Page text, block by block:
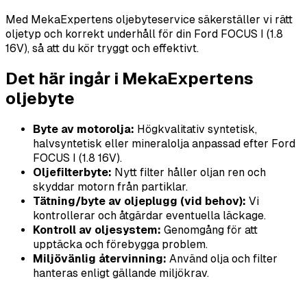
Med MekaExpertens oljebyteservice säkerställer vi rätt
oljetyp och korrekt underhåll för din Ford FOCUS I (1.8
16V), så att du kör tryggt och effektivt.
Det här ingår i MekaExpertens
oljebyte
Byte av motorolja: Högkvalitativ syntetisk,
halvsyntetisk eller mineralolja anpassad efter Ford
FOCUS I (1.8 16V).
Oljefilterbyte: Nytt filter håller oljan ren och
skyddar motorn från partiklar.
Tätning/byte av oljeplugg (vid behov): Vi
kontrollerar och åtgärdar eventuella läckage.
Kontroll av oljesystem: Genomgång för att
upptäcka och förebygga problem.
Miljövänlig återvinning: Använd olja och filter
hanteras enligt gällande miljökrav.